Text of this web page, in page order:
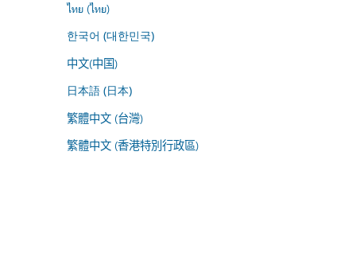
ไทย (ไทย)
한국어 (대한민국)
中文(中国)
日本語 (日本)
繁體中文 (台灣)
繁體中文 (香港特別行政區)